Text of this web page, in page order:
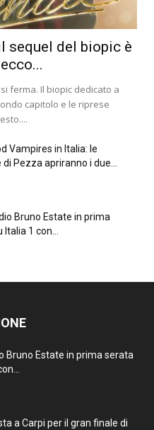
sequel del biopic è
ferma. Il biopic dedicato a
capitolo e le riprese
Vampires in Italia: le
di Pezza apriranno i due...
Bruno Estate in prima
Italia 1 con...
Bruno Estate in prima serata
a Carpi per il gran finale di